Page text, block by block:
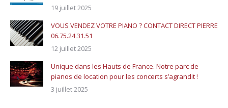
19 juillet 2025
VOUS VENDEZ VOTRE PIANO ? CONTACT DIRECT PIERRE
06.75.24.31.51
12 juillet 2025
Unique dans les Hauts de France. Notre parc de
pianos de location pour les concerts s’agrandit !
3 juillet 2025